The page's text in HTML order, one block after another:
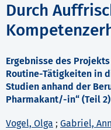
Durch
Ergebnisse des
Routine-Tätigkeiten in
Studien anhand der
Pharmakant/-in“ (Teil 2)
Vogel, Olga ; Gabriel,